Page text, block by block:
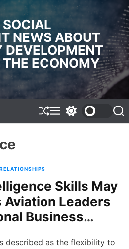
NEWS ABOUT
DEVELOPMENT
ECONOMY
S
h
e
M
e
w
l
o
r
m
o
d
S
e
Skills May
Aviation Leaders
Business
described as the flexibility to